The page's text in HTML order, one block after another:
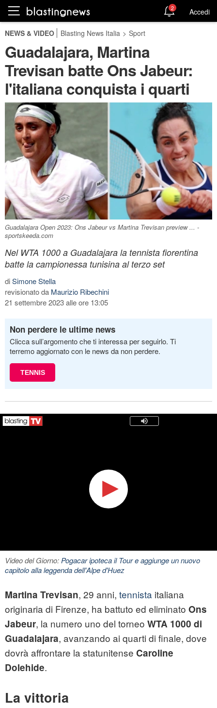
2 Accedi
NEWS & VIDEO Blasting News Italia > Sport
Guadalajara, Martina
Trevisan batte Ons Jabeur:
l'italiana conquista i quarti
Guadalajara Open 2023: Ons Jabeur vs Martina Trevisan preview ... -
sportskeeda.com
Nel WTA 1000 a Guadalajara la tennista fiorentina
batte la campionessa tunisina al terzo set
diSimone Stella
revisionato da Maurizio Ribechini
21 settembre 2023 alle ore 13:05
Non perdere le ultime news
Clicca sull’argomento che ti interessa per seguirlo. Ti
terremo aggiornato con le news da non perdere.
TENNIS
Video del Giorno:Pogacar ipoteca il Tour e aggiunge un nuovo
capitolo alla leggenda dell'Alpe d'Huez
Martina Trevisan, 29 anni, tennista italiana
originaria di Firenze, ha battuto ed eliminato Ons
Jabeur, la numero uno del torneo WTA 1000 di
Guadalajara, avanzando ai quarti di finale, dove
dovrà affrontare la statunitense Caroline
Dolehide.
La vittoria